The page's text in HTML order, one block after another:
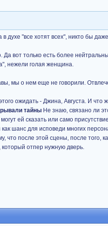
духе "все хотят всех", никто бы
Да вот только есть более
нежели голая женщина.
мы о нем еще не говорили.
ожидать - Джина, Августа. И что
тайны Не знаю, связано ли
ей сказать или само
шанс для исповеди многих
после этой сцены, после того,
отпер нужную дверь.